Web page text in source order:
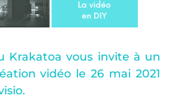
Krakatoa vous invite à un
vidéo le 26 mai 2021